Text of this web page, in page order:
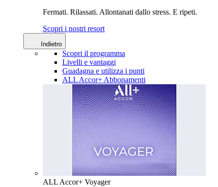
Fermati. Rilassati. Allontanati dallo stress. E ripeti.
Scopri i nostri resort
Indietro
Scopri il programma
Livelli e vantaggi
Guadagna e utilizza i punti
ALL Accor+ Abbonamenti
ALL Accor+ Voyager